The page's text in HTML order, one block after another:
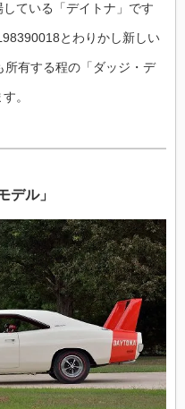
ている「デイトナ」です
とわりかし新しい
有する程の「ダッジ・デ
。
デル」